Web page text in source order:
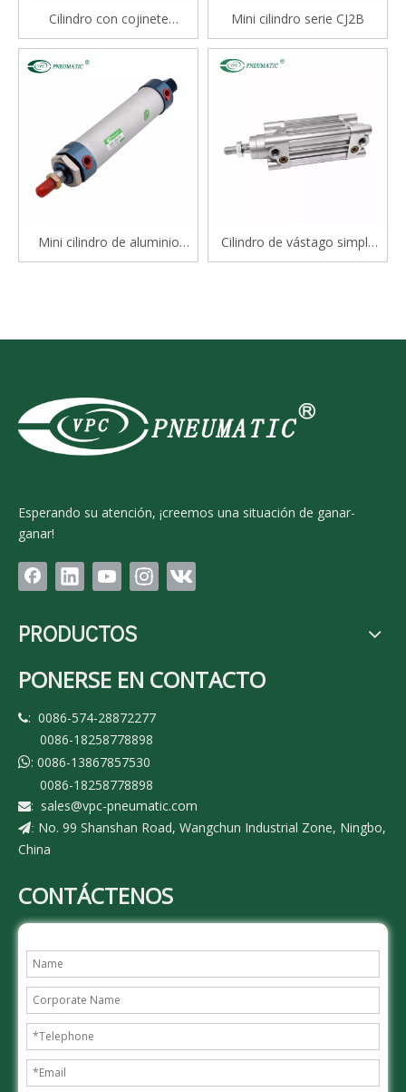
Cilindro con cojinete
deslizante tipo varilla doble
serie STM
Mini cilindro serie CJ2B
Mini cilindro de aluminio
serie Mal
Cilindro de vástago simple
estándar de doble efecto
Esperando su atención, ¡creemos una situación de ganar-
ganar!
PRODUCTOS
PONERSE EN CONTACTO
: 0086-574-28872277
0086-18258778898
: 0086-13867857530
0086-18258778898
: sales@vpc-pneumatic.com
: No. 99 Shanshan Road, Wangchun Industrial Zone, Ningbo,
China
CONTÁCTENOS